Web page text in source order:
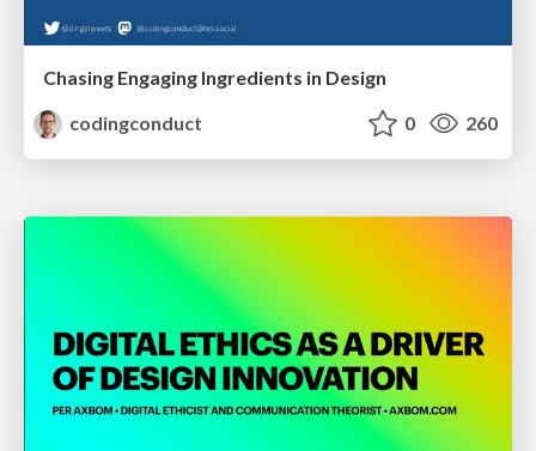
Chasing Engaging Ingredients in Design
codingconduct
0 260